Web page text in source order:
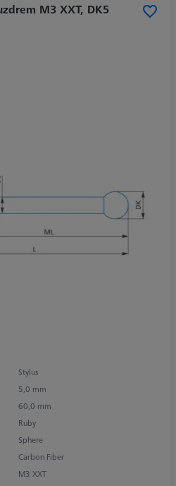
M3 XXT, DK5
Stylus
5,0 mm
60,0 mm
Ruby
Sphere
Carbon Fiber
M3 XXT